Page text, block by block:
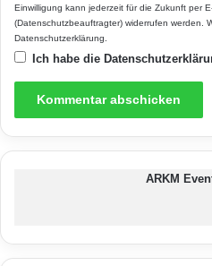
Einwilligung kann jederzeit für die Zukunft per
(Datenschutzbeauftragter) widerrufen werden.
Datenschutzerklärung
Ich habe die
ARKM